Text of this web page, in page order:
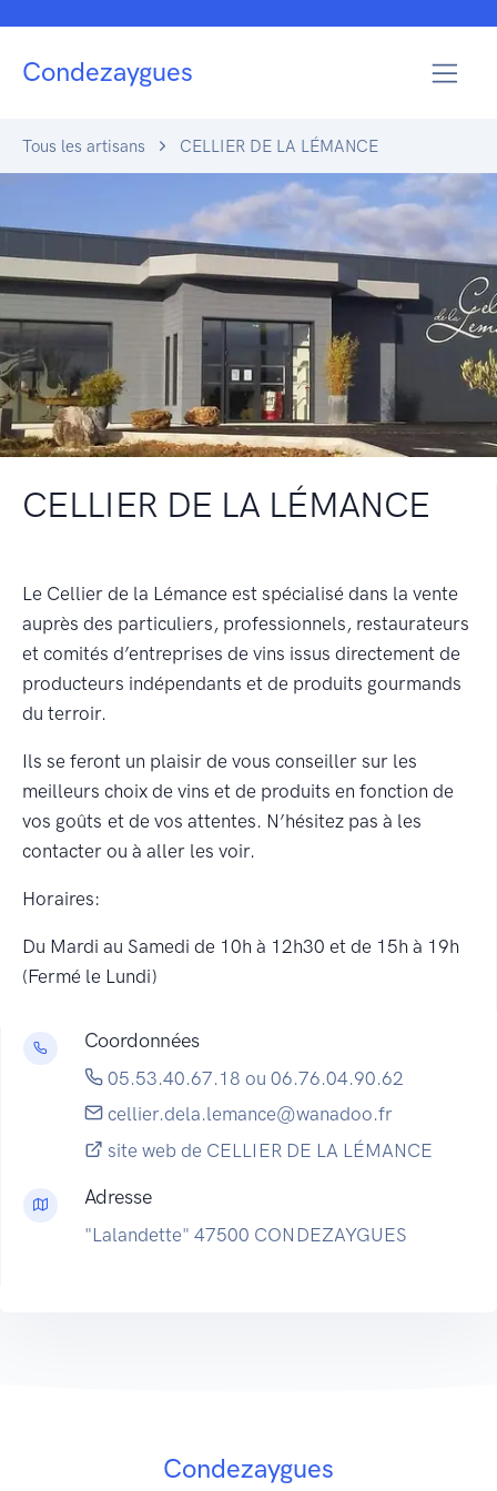
Condezaygues
Tous les artisans CELLIER DE LA LÉMANCE
CELLIER DE LA LÉMANCE
Le Cellier de la Lémance est spécialisé dans la vente
auprès des particuliers, professionnels, restaurateurs
et comités d’entreprises de vins issus directement de
producteurs indépendants et de produits gourmands
du terroir.
Ils se feront un plaisir de vous conseiller sur les
meilleurs choix de vins et de produits en fonction de
vos goûts et de vos attentes. N’hésitez pas à les
contacter ou à aller les voir.
Horaires:
Du Mardi au Samedi de 10h à 12h30 et de 15h à 19h
(Fermé le Lundi)
Coordonnées
05.53.40.67.18 ou 06.76.04.90.62
cellier.dela.lemance@wanadoo.fr
site web de CELLIER DE LA LÉMANCE
Adresse
"Lalandette" 47500 CONDEZAYGUES
Condezaygues